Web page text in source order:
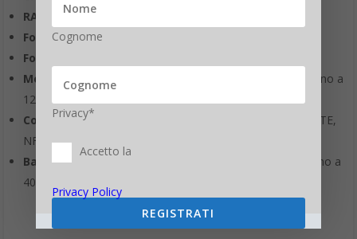
RAM
: 2 GB
Fotocamera posteriore
Fotocamera anteriore
Memoria interna
: 16 / 32 GB espandibile con microSD fino a
128 GB + 50 GB di spazio gratuito su Google Drive
Connettività
: Bluetooth 4.0, Wi-Fi dual-band 802.11ac, LTE,
NFC
Batteria: 2.600 mAh con Extreme power saving mode (fino a
40 giorni di standby).
Cognome
Privacy*
Accetto la
Privacy Policy
REGISTRATI